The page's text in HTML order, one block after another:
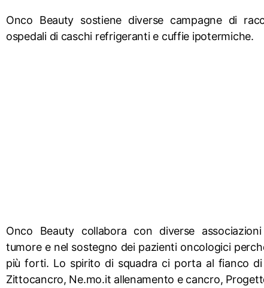
Onco Beauty sostiene diverse campagne di
ospedali di caschi refrigeranti e cuffie ipotermiche.
Onco Beauty collabora con diverse
tumore e nel sostegno dei pazienti oncologici
più forti. Lo spirito di squadra ci porta al fianco di
Zittocancro, Ne.mo.it allenamento e cancro,